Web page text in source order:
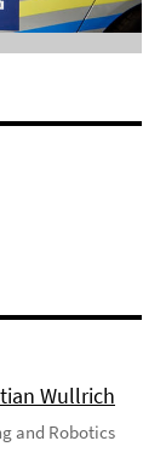
Wullrich
and Robotics